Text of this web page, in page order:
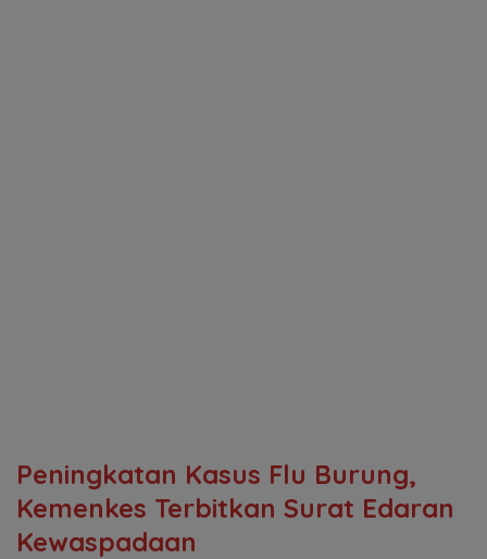
Peningkatan Kasus Flu Burung,
Kemenkes Terbitkan Surat Edaran
Kewaspadaan